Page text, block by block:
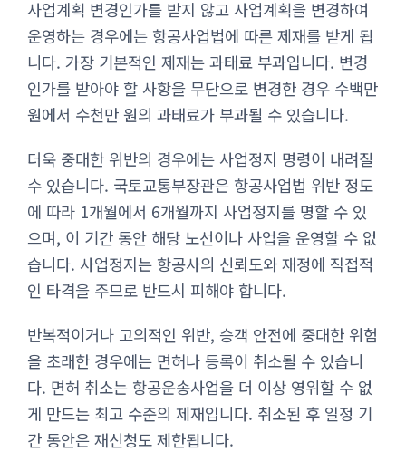
사업계획 변경인가를 받지 않고 사업계획을 변경하여
운영하는 경우에는 항공사업법에 따른 제재를 받게 됩
니다. 가장 기본적인 제재는 과태료 부과입니다. 변경
인가를 받아야 할 사항을 무단으로 변경한 경우 수백만
원에서 수천만 원의 과태료가 부과될 수 있습니다.
더욱 중대한 위반의 경우에는 사업정지 명령이 내려질
수 있습니다. 국토교통부장관은 항공사업법 위반 정도
에 따라 1개월에서 6개월까지 사업정지를 명할 수 있
으며, 이 기간 동안 해당 노선이나 사업을 운영할 수 없
습니다. 사업정지는 항공사의 신뢰도와 재정에 직접적
인 타격을 주므로 반드시 피해야 합니다.
반복적이거나 고의적인 위반, 승객 안전에 중대한 위험
을 초래한 경우에는 면허나 등록이 취소될 수 있습니
다. 면허 취소는 항공운송사업을 더 이상 영위할 수 없
게 만드는 최고 수준의 제재입니다. 취소된 후 일정 기
간 동안은 재신청도 제한됩니다.